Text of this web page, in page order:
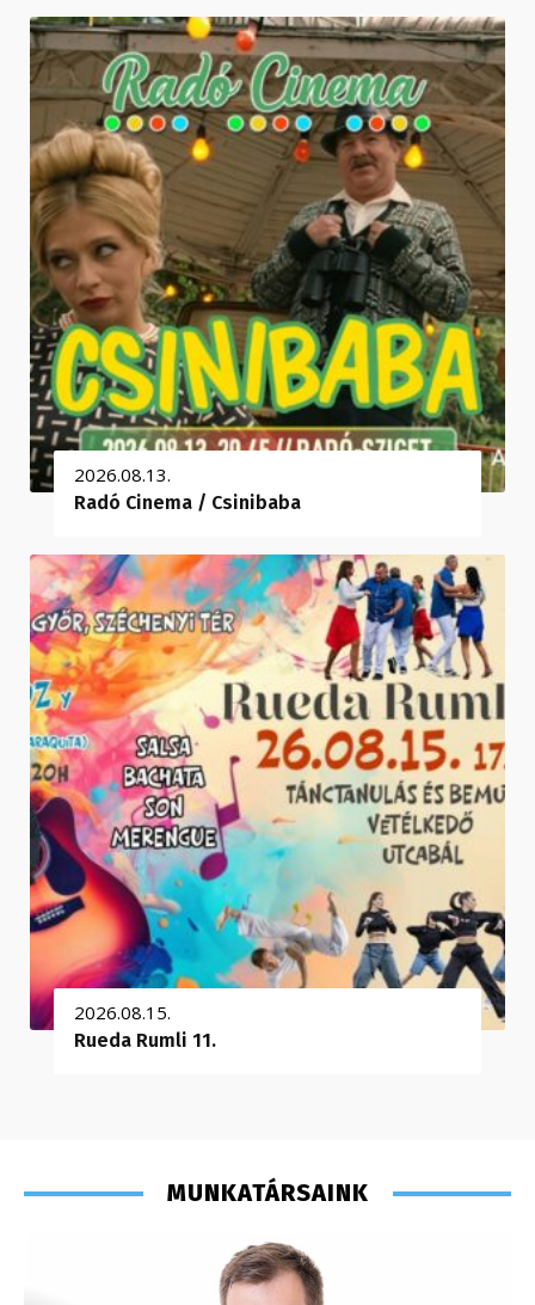
2026.08.13.
Radó Cinema / Csinibaba
2026.08.15.
Rueda Rumli 11.
MUNKATÁRSAINK